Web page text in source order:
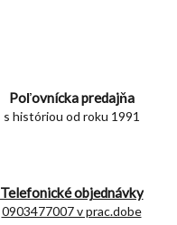
Poľovnícka predajňa
s históriou od roku 1991
Telefonické objednávky
0903477007 v prac.dobe